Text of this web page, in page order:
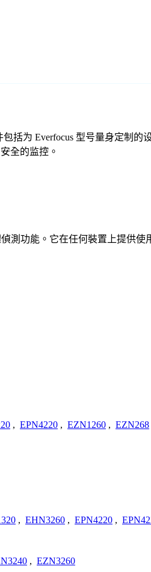
括为 Everfocus 型号量身定制
全的监控。
測功能。它在任何裝置上提供
, EPN4220 , EZN1260 , EZN268
, EHN3260 , EPN4220 ,
, EZN3260